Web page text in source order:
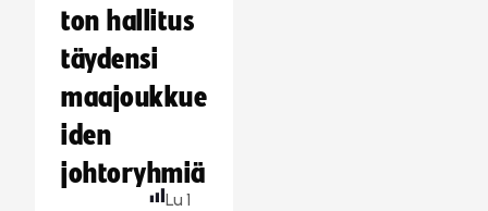
ton hallitus
täydensi
maajoukkue
iden
johtoryhmiä
Lu 1